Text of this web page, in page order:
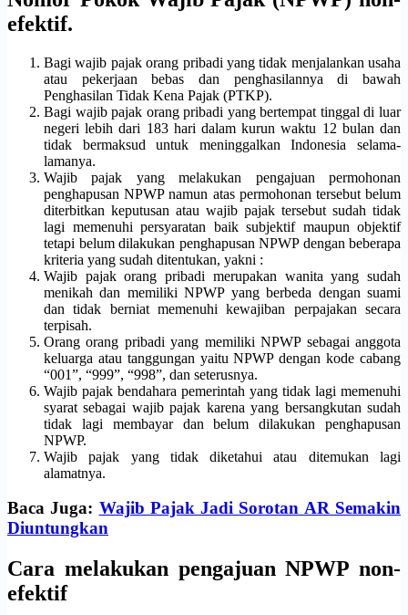
efektif.
Bagi wajib pajak orang pribadi yang tidak menjalankan usaha
atau pekerjaan bebas dan penghasilannya di bawah
Penghasilan Tidak Kena Pajak (PTKP).
Bagi wajib pajak orang pribadi yang bertempat tinggal di luar
negeri lebih dari 183 hari dalam kurun waktu 12 bulan dan
tidak bermaksud untuk meninggalkan Indonesia selama-
lamanya.
Wajib pajak yang melakukan pengajuan permohonan
penghapusan NPWP namun atas permohonan tersebut belum
diterbitkan keputusan atau wajib pajak tersebut sudah tidak
lagi memenuhi persyaratan baik subjektif maupun objektif
tetapi belum dilakukan penghapusan NPWP dengan beberapa
kriteria yang sudah ditentukan, yakni :
Wajib pajak orang pribadi merupakan wanita yang sudah
menikah dan memiliki NPWP yang berbeda dengan suami
dan tidak berniat memenuhi kewajiban perpajakan secara
terpisah.
Orang orang pribadi yang memiliki NPWP sebagai anggota
keluarga atau tanggungan yaitu NPWP dengan kode cabang
“001”, “999”, “998”, dan seterusnya.
Wajib pajak bendahara pemerintah yang tidak lagi memenuhi
syarat sebagai wajib pajak karena yang bersangkutan sudah
tidak lagi membayar dan belum dilakukan penghapusan
NPWP.
Wajib pajak yang tidak diketahui atau ditemukan lagi
alamatnya.
Baca Juga: Wajib Pajak Jadi Sorotan AR Semakin
Diuntungkan
Cara melakukan pengajuan NPWP non-
efektif